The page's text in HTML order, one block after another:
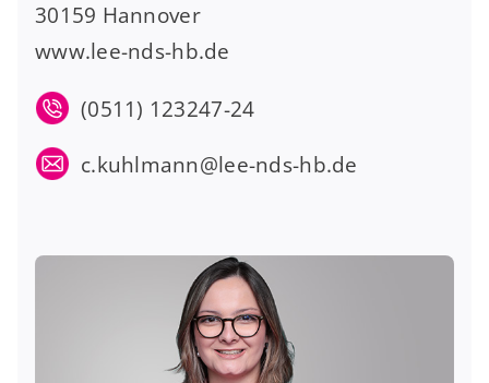
30159 Hannover
www.lee-nds-hb.de
(0511) 123247-24
c.kuhlmann@lee-nds-hb.de